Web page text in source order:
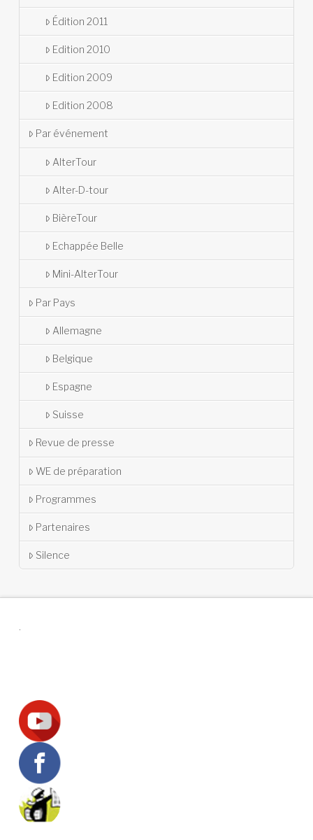
Édition 2011
Edition 2010
Edition 2009
Edition 2008
Par événement
AlterTour
Alter-D-tour
BièreTour
Echappée Belle
Mini-AlterTour
Par Pays
Allemagne
Belgique
Espagne
Suisse
Revue de presse
WE de préparation
Programmes
Partenaires
Silence
.